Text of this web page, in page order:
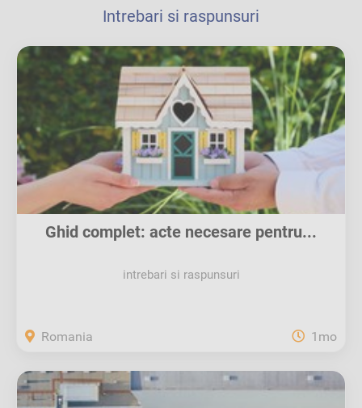
Intrebari si raspunsuri
Ghid complet: acte necesare pentru...
intrebari si raspunsuri
Romania 1mo